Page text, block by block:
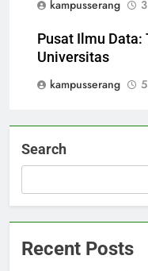
kampusserang
Pusat Ilmu
Universitas
kampusserang
Search
Recent Posts